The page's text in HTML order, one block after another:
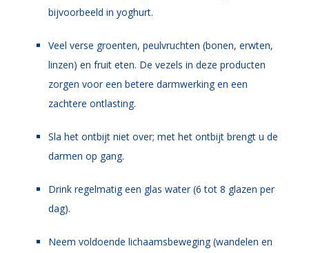
bijvoorbeeld in yoghurt.
Veel verse groenten, peulvruchten (bonen, erwten,
linzen) en fruit eten. De vezels in deze producten
zorgen voor een betere darmwerking en een
zachtere ontlasting.
Sla het ontbijt niet over; met het ontbijt brengt u de
darmen op gang.
Drink regelmatig een glas water (6 tot 8 glazen per
dag).
Neem voldoende lichaamsbeweging (wandelen en